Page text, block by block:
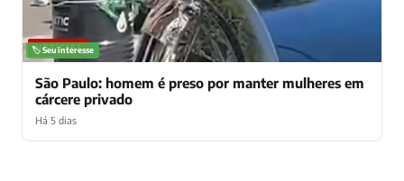
NOTÍCIAS
🏷️ Seu interesse
São Paulo: homem é preso por manter mulheres em
cárcere privado
Há 5 dias